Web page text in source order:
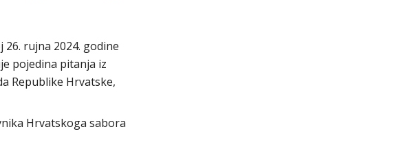
rujna 2024. godine
pojedina pitanja iz
Republike Hrvatske,
Hrvatskoga sabora